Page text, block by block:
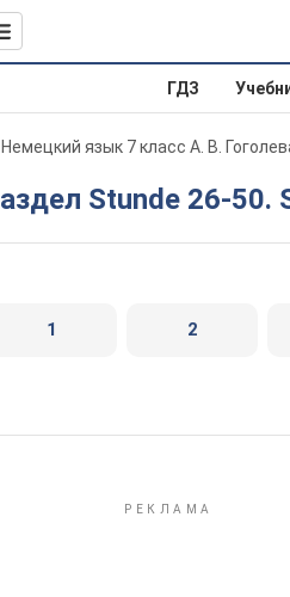
ГДЗ
Немецкий язык 7 класс А. В.
Раздел Stunde 26-50.
1 2